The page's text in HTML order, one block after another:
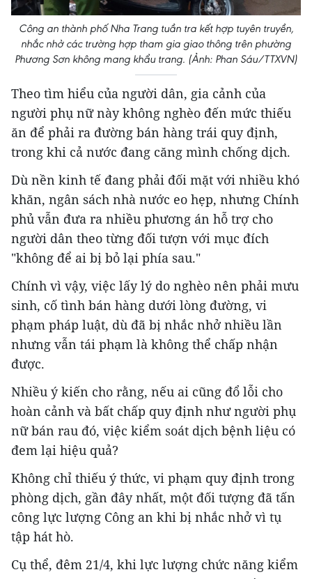
Công an thành phố Nha Trang tuần tra kết hợp tuyên truyền,
nhắc nhở các trường hợp tham gia giao thông trên phường
Phương Sơn không mang khẩu trang. (Ảnh: Phan Sáu/TTXVN)
Theo tìm hiểu của người dân, gia cảnh của
người phụ nữ này không nghèo đến mức thiếu
ăn để phải ra đường bán hàng trái quy định,
trong khi cả nước đang căng mình chống dịch.
Dù nền kinh tế đang phải đối mặt với nhiều khó
khăn, ngân sách nhà nước eo hẹp, nhưng Chính
phủ vẫn đưa ra nhiều phương án hỗ trợ cho
người dân theo từng đối tượn với mục đích
"không để ai bị bỏ lại phía sau."
Chính vì vậy, việc lấy lý do nghèo nên phải mưu
sinh, cố tình bán hàng dưới lòng đường, vi
phạm pháp luật, dù đã bị nhắc nhở nhiều lần
nhưng vẫn tái phạm là không thể chấp nhận
được.
Nhiều ý kiến cho rằng, nếu ai cũng đổ lỗi cho
hoàn cảnh và bất chấp quy định như người phụ
nữ bán rau đó, việc kiểm soát dịch bệnh liệu có
đem lại hiệu quả?
Không chỉ thiếu ý thức, vi phạm quy định trong
phòng dịch, gần đây nhất, một đối tượng đã tấn
công lực lượng Công an khi bị nhắc nhở vì tụ
tập hát hò.
Cụ thể, đêm 21/4, khi lực lượng chức năng kiểm